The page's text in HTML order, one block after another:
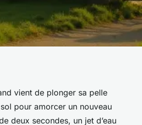
réseaux en
un enjeu souvent
vient de plonger sa pelle
pour amorcer un nouveau
deux secondes, un jet d’eau